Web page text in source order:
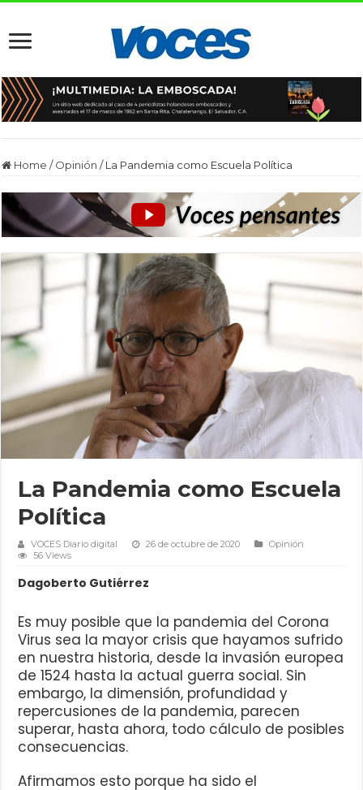
Home / Opinión / La Pandemia como Escuela Política
La Pandemia como Escuela
Política
VOCES Diario digital 26 de octubre de 2020
Opinión
56 Views
Dagoberto Gutiérrez
Es muy posible que la pandemia del Corona
Virus sea la mayor crisis que hayamos sufrido
en nuestra historia, desde la invasión europea
de 1524 hasta la actual guerra social. Sin
embargo, la dimensión, profundidad y
repercusiones de la pandemia, parecen
superar, hasta ahora, todo cálculo de posibles
consecuencias.
Afirmamos esto porque ha sido el